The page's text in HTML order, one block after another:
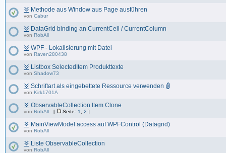
Methode aus Window aus Page ausführen
von Cabur
DataGrid binding an CurrentCell / CurrentColumn
von RobAll
WPF - Lokalisierung mit Datei
von Raven280438
Listbox SelectedItem Produkttexte
von Shadow73
Schriftart als eingebettete Ressource verwenden
von Kirk1701A
ObservableCollection Item Clone
von RobAll [ Seite: 1 2 ]
MainViewModel access auf WPFControl (Datagrid)
von RobAll
Liste ObservableCollection
von RobAll